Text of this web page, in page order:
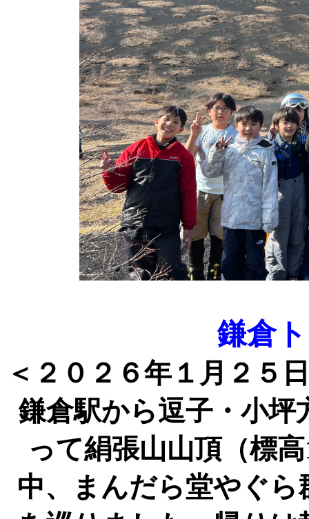
鎌倉
＜２０２６年１月２５日
鎌倉駅から逗子・小坪
って絹張山山頂（標高
中、まんだら堂やぐ